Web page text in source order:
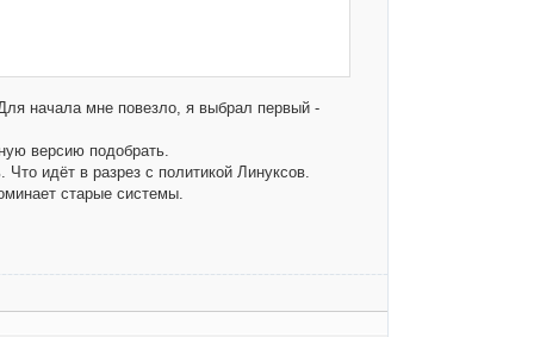
начала мне повезло, я выбрал первый -
версию подобрать.
идёт в разрез с политикой Линуксов.
старые системы.